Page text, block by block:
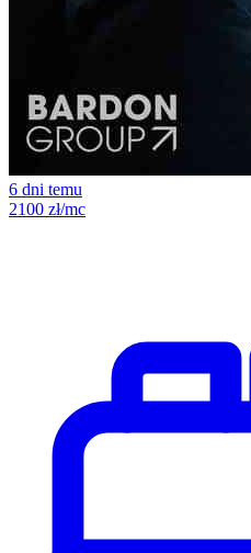
6 dni temu
2100 zł/mc